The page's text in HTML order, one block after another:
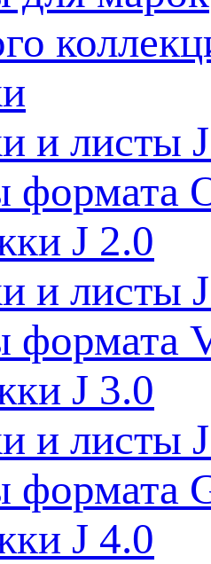
и листы
формата
J 2.0
и листы
формата
J 3.0
и листы
формата
J 4.0